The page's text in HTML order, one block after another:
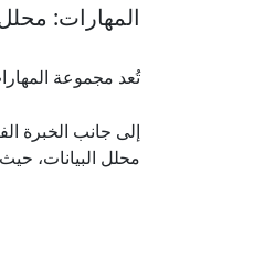
المهارات:
تُعد مجموعة
إلى جانب الخبرة
محلل البيانات،